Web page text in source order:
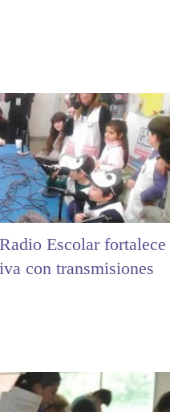
Escolar fortalece
con transmisiones